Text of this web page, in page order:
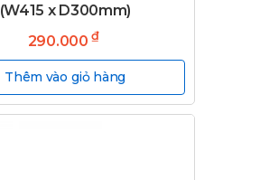
(W415 x D300mm)
290.000₫
Thêm vào giỏ hàng